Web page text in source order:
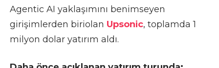
Agentic AI yaklaşımını benimseyen
girişimlerden biriolan Upsonic, toplamda 1
milyon dolar yatırım aldı.